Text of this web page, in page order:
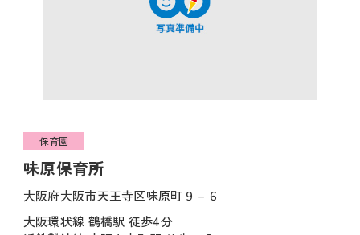
味原保育所
保育園
大阪府大阪市天王寺区味原町９－６
大阪環状線 鶴橋駅 徒歩4分